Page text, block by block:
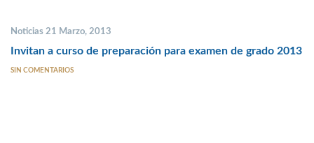
Noticias 21 Marzo, 2013
Invitan a curso de preparación para examen de grado 2013
SIN COMENTARIOS